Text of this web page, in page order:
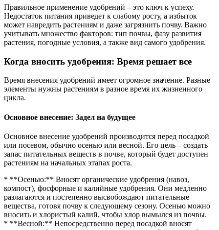
Правильное применение удобрений – это ключ к успеху.
Недостаток питания приведет к слабому росту, а избыток
может навредить растениям и даже загрязнить почву. Важно
учитывать множество факторов: тип почвы, фазу развития
растения, погодные условия, а также вид самого удобрения.
Когда вносить удобрения: Время решает все
Время внесения удобрений имеет огромное значение. Разные
элементы нужны растениям в разное время их жизненного
цикла.
Основное внесение: Задел на будущее
Основное внесение удобрений производится перед посадкой
или посевом, обычно осенью или весной. Его цель – создать
запас питательных веществ в почве, который будет доступен
растениям на начальных этапах роста.
* **Осенью:** Вносят органические удобрения (навоз,
компост), фосфорные и калийные удобрения. Они медленно
разлагаются и постепенно высвобождают питательные
вещества, готовя почву к следующему сезону. Осенью можно
вносить и хлористый калий, чтобы хлор вымылся из почвы.
* **Весной:** Непосредственно перед посадкой вносят